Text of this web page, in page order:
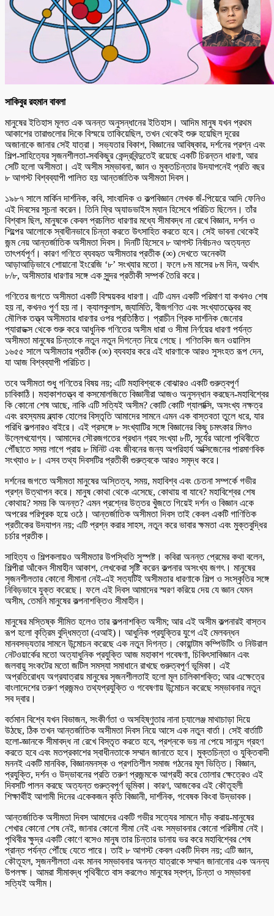
সাকিবুর রহমান বাবলা
মানুষের ইতিহাস মূলত এক অনন্ত অনুসন্ধানের ইতিহাস। আদিম মানুষ যখন প্রথম
আকাশের তারাগুলোর দিকে বিস্ময়ে তাকিয়েছিল, তখন থেকেই শুরু হয়েছিল দূরের
অজানাকে জানার সেই যাত্রা। সভ্যতার বিকাশ, বিজ্ঞানের আবিষ্কার, দর্শনের প্রশ্ন এবং
শিল্প-সাহিত্যের সৃজনশীলতা-সবকিছুর কেন্দ্রবিন্দুতেই রয়েছে একটি চিরন্তন ধারণা, আর
সেটি হলো অসীমতা। এই অসীম সম্ভাবনা, জ্ঞান ও মুক্তচিন্তার উদযাপনেই প্রতি বছর
৮ আগস্ট বিশ্বব্যাপী পালিত হয় আন্তর্জাতিক অসীমতা দিবস।
১৯৮৭ সালে মার্কিন দার্শনিক, কবি, সাংবাদিক ও কল্পবিজ্ঞান লেখক জঁ-পিয়েরে আদি ফেনিও
এই দিবসের সূচনা করেন। তিনি ফ্রি অ্যাডভাইস ম্যান হিসেবে পরিচিত ছিলেন। তাঁর
বিশ্বাস ছিল, মানুষকে কেবল প্রচলিত ধারণার মধ্যে সীমাবদ্ধ না রেখে বিজ্ঞান, দর্শন ও
শিল্পের আলোকে স্বাধীনভাবে চিন্তা করতে উৎসাহিত করতে হবে। সেই ভাবনা থেকেই
জন্ম নেয় আন্তর্জাতিক অসীমতা দিবস। দিনটি হিসেবে ৮ আগস্ট নির্বাচনও অত্যন্ত
তাৎপর্যপূর্ণ। কারণ গণিতে ব্যবহৃত অসীমতার প্রতীক (∞) দেখতে অনেকটা
আড়াআড়িভাবে শোয়ানো ইংরেজি ‘৮’ সংখ্যার মতো। ফলে ৮ম মাসের ৮ম দিন, অর্থাৎ
৮/৮, অসীমতার ধারণার সঙ্গে এক সুন্দর প্রতীকী সম্পর্ক তৈরি করে।
গণিতের জগতে অসীমতা একটি বিস্ময়কর ধারণা। এটি এমন একটি পরিমাণ যা কখনও শেষ
হয় না, কখনও পূর্ণ হয় না। ক্যালকুলাস, জ্যামিতি, বীজগণিত এবং সংখ্যাতত্ত্বের বহু
মৌলিক তত্ত্ব অসীমতার ধারণার ওপর প্রতিষ্ঠিত। প্রাচীন গ্রিক দার্শনিক জেনোর
প্যারাডক্স থেকে শুরু করে আধুনিক গণিতের অসীম ধারা ও সীমা নির্ণয়ের ধারণা পর্যন্ত
অসীমতা মানুষের চিন্তাকে নতুন নতুন দিগন্তে নিয়ে গেছে। গণিতবিদ জন ওয়ালিস
১৬৫৫ সালে অসীমতার প্রতীক (∞) ব্যবহার করে এই ধারণাকে আরও সুসংহত রূপ দেন,
যা আজ বিশ্বব্যাপী পরিচিত।
তবে অসীমতা শুধু গণিতের বিষয় নয়; এটি মহাবিশ্বকে বোঝারও একটি গুরুত্বপূর্ণ
চাবিকাঠি। মহাকাশতত্ত্ব বা কসমোলজিতে বিজ্ঞানীরা আজও অনুসন্ধান করছেন-মহাবিশ্বের
কি কোনো শেষ আছে, নাকি এটি সত্যিই অসীম? কোটি কোটি গ্যালাক্সি, অসংখ্য নক্ষত্র
এবং রহস্যময় ব্ল্যাক হোলের বিস্তৃতি আমাদের সামনে এমন এক বাস্তবতা তুলে ধরে, যার
পরিধি কল্পনারও বাইরে। এই প্রসঙ্গে ৮ সংখ্যাটির সঙ্গে বিজ্ঞানের কিছু চমৎকার মিলও
উল্লেখযোগ্য। আমাদের সৌরজগতের প্রধান গ্রহ সংখ্যা ৮টি, সূর্যের আলো পৃথিবীতে
পৌঁছাতে সময় লাগে প্রায় ৮ মিনিট এবং জীবনের জন্য অপরিহার্য অক্সিজেনের পারমাণবিক
সংখ্যাও ৮। এসব তথ্য দিবসটির প্রতীকী গুরুত্বকে আরও সমৃদ্ধ করে।
দর্শনের জগতে অসীমতা মানুষের অস্তিত্ব, সময়, মহাবিশ্ব এবং চেতনা সম্পর্কে গভীর
প্রশ্ন উত্থাপন করে। মানুষ কোথা থেকে এসেছে, কোথায় বা যাবে? মহাবিশ্বের শেষ
কোথায়? সময় কি অনন্ত? এমন প্রশ্নের উত্তর খুঁজতে গিয়েই দর্শন ও বিজ্ঞান একে
অপরের পরিপূরক হয়ে ওঠে। আন্তর্জাতিক অসীমতা দিবস তাই কেবল একটি গাণিতিক
প্রতীকের উদযাপন নয়; এটি প্রশ্ন করার সাহস, নতুন করে ভাবার ক্ষমতা এবং মুক্তবুদ্ধির
চর্চার প্রতীক।
সাহিত্য ও শিল্পকলায়ও অসীমতার উপস্থিতি সুস্পষ্ট। কবিরা অনন্ত প্রেমের কথা বলেন,
শিল্পীরা আঁকেন সীমাহীন আকাশ, লেখকেরা সৃষ্টি করেন কল্পনার অসংখ্য জগৎ। মানুষের
সৃজনশীলতার কোনো সীমানা নেই-এই সত্যটিই অসীমতার ধারণাকে শিল্প ও সংস্কৃতির সঙ্গে
নিবিড়ভাবে যুক্ত করেছে। ফলে এই দিবস আমাদের স্মরণ করিয়ে দেয় যে জ্ঞান যেমন
অসীম, তেমনি মানুষের কল্পনাশক্তিও সীমাহীন।
মানুষের মস্তিষ্ক সীমিত হলেও তার কল্পনাশক্তি অসীম; আর এই অসীম কল্পনারই বাস্তব
রূপ হলো কৃত্রিম বুদ্ধিমত্তা (এআই)। আধুনিক প্রযুক্তির যুগে এই মেলবন্ধন
মানবসভ্যতার সামনে উন্মোচন করেছে এক নতুন দিগন্ত। কোয়ান্টাম কম্পিউটিং ও নিউরাল
নেটওয়ার্কের মতো অত্যাধুনিক প্রযুক্তি আজ মহাকাশ গবেষণা, চিকিৎসাবিজ্ঞান এবং
জলবায়ু সংকটের মতো জটিল সমস্যা সমাধানে রাখছে গুরুত্বপূর্ণ ভূমিকা। এই
অপ্রতিরোধ্য অগ্রযাত্রায় মানুষের সৃজনশীলতাই হলো মূল চালিকাশক্তি; আর এক্ষেত্রে
বাংলাদেশের তরুণ প্রজন্মও তথ্যপ্রযুক্তি ও গবেষণায় উন্মোচন করেছে সম্ভাবনার নতুন
সব দ্বার।
বর্তমান বিশ্বে যখন বিভাজন, সংকীর্ণতা ও অসহিষ্ণুতার নানা চ্যালেঞ্জ মাথাচাড়া দিয়ে
উঠছে, ঠিক তখন আন্তর্জাতিক অসীমতা দিবস নিয়ে আসে এক নতুন বার্তা। সেই বার্তাটি
হলো-জ্ঞানকে সীমাবদ্ধ না রেখে বিস্তৃত করতে হবে, প্রশ্নকে ভয় না পেয়ে সানন্দে গ্রহণ
করতে হবে এবং মতপ্রকাশের স্বাধীনতাকে সম্মান জানাতে হবে। মুক্তচিন্তা ও যুক্তিবাদী
মননই একটি মানবিক, বিজ্ঞানমনস্ক ও প্রগতিশীল সমাজ গঠনের মূল ভিত্তি। বিজ্ঞান,
প্রযুক্তি, দর্শন ও উদ্ভাবনের প্রতি তরুণ প্রজন্মকে আগ্রহী করে তোলার ক্ষেত্রেও এই
দিবসটি পালন করছে অত্যন্ত গুরুত্বপূর্ণ ভূমিকা। কারণ, আজকের এই কৌতূহলী
শিক্ষার্থীই আগামী দিনের একেকজন কৃতি বিজ্ঞানী, দার্শনিক, গবেষক কিংবা উদ্ভাবক।
আন্তর্জাতিক অসীমতা দিবস আমাদের একটি গভীর সত্যের সামনে দাঁড় করায়-মানুষের
শেখার কোনো শেষ নেই, জানার কোনো সীমা নেই এবং সম্ভাবনার কোনো পরিসীমা নেই।
পৃথিবীর ক্ষুদ্র একটি কোণে বসেও মানুষ তার চিন্তার ডানায় ভর করে মহাবিশ্বের শেষ
প্রান্ত পর্যন্ত পৌঁছে যেতে পারে। তাই ৮ আগস্ট কেবল একটি দিবস নয়; এটি জ্ঞান,
কৌতূহল, সৃজনশীলতা এবং মানব সম্ভাবনার অনন্ত যাত্রাকে সম্মান জানানোর এক অনন্য
উপলক্ষ। আমরা সীমাবদ্ধ পৃথিবীতে বাস করলেও মানুষের স্বপ্ন, চিন্তা ও সম্ভাবনা
সত্যিই অসীম।